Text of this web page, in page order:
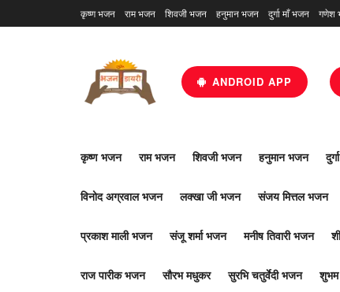
कृष्ण भजन राम भजन शिवजी भजन हनुमान भजन दुर्गा माँ भजन गणेश
ANDROID APP
कृष्ण भजन राम भजन शिवजी भजन हनुमान भजन
विनोद अग्रवाल भजन लक्खा जी भजन संजय मित्तल भजन
प्रकाश माली भजन संजू शर्मा भजन मनीष तिवारी भजन
राज पारीक भजन सौरभ मधुकर सुरभि चतुर्वेदी भजन